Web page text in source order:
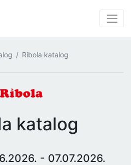
Ribola katalog
katalog
- 07.07.2026.